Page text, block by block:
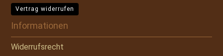
Vertrag widerrufen
Informationen
Widerrufsrecht